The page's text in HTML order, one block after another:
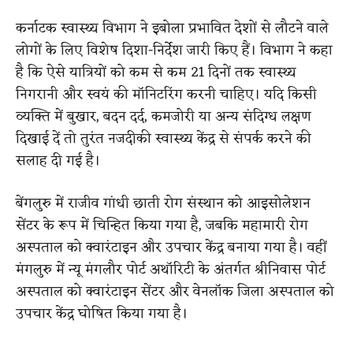
कर्नाटक स्वास्थ्य विभाग ने इबोला प्रभावित देशों से लौटने वाले
लोगों के लिए विशेष दिशा-निर्देश जारी किए हैं। विभाग ने कहा
है कि ऐसे यात्रियों को कम से कम 21 दिनों तक स्वास्थ्य
निगरानी और स्वयं की मॉनिटरिंग करनी चाहिए। यदि किसी
व्यक्ति में बुखार, बदन दर्द, कमजोरी या अन्य संदिग्ध लक्षण
दिखाई दें तो तुरंत नजदीकी स्वास्थ्य केंद्र से संपर्क करने की
सलाह दी गई है।
बेंगलुरु में राजीव गांधी छाती रोग संस्थान को आइसोलेशन
सेंटर के रूप में चिन्हित किया गया है, जबकि महामारी रोग
अस्पताल को क्वारंटाइन और उपचार केंद्र बनाया गया है। वहीं
मंगलुरु में न्यू मंगलौर पोर्ट अथॉरिटी के अंतर्गत श्रीनिवास पोर्ट
अस्पताल को क्वारंटाइन सेंटर और वेनलॉक जिला अस्पताल को
उपचार केंद्र घोषित किया गया है।